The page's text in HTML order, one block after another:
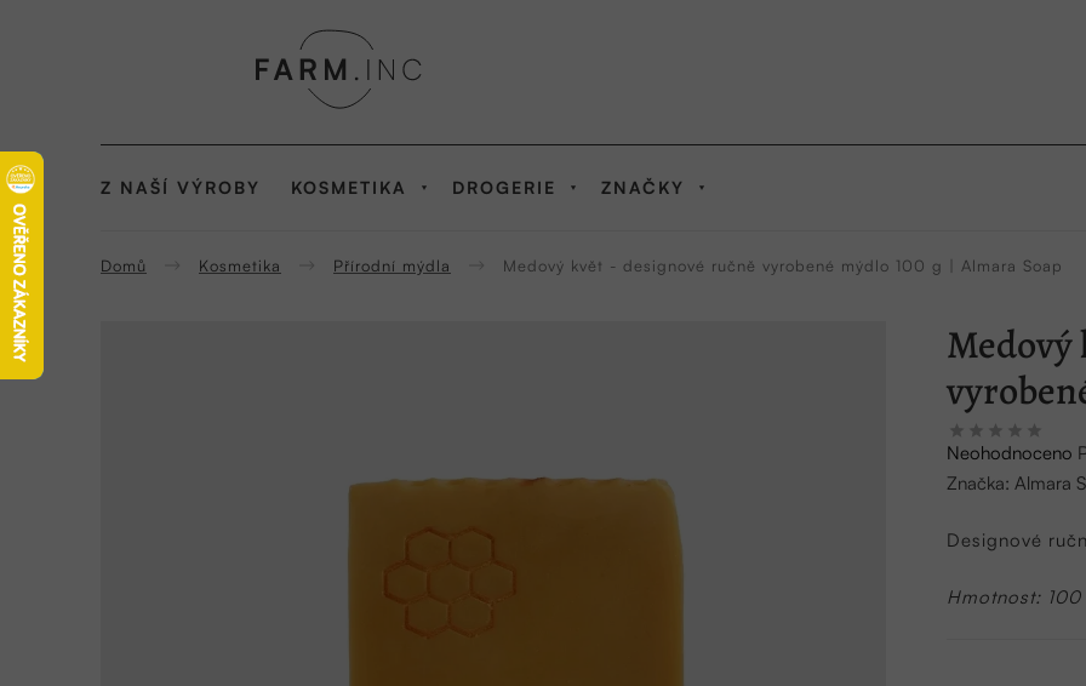
Z NAŠÍ VÝROBY KOSMETIKA DROGERIE ZNAČKY
Domů Kosmetika Přírodní mýdla Medový květ - designové ručně vyrobené mýdlo 100 g | Almara Soap
Medový
Průměrné
hodnocení
produktu
z
Neohodnoceno
Značka: Almara
Designové
Hmotnost: